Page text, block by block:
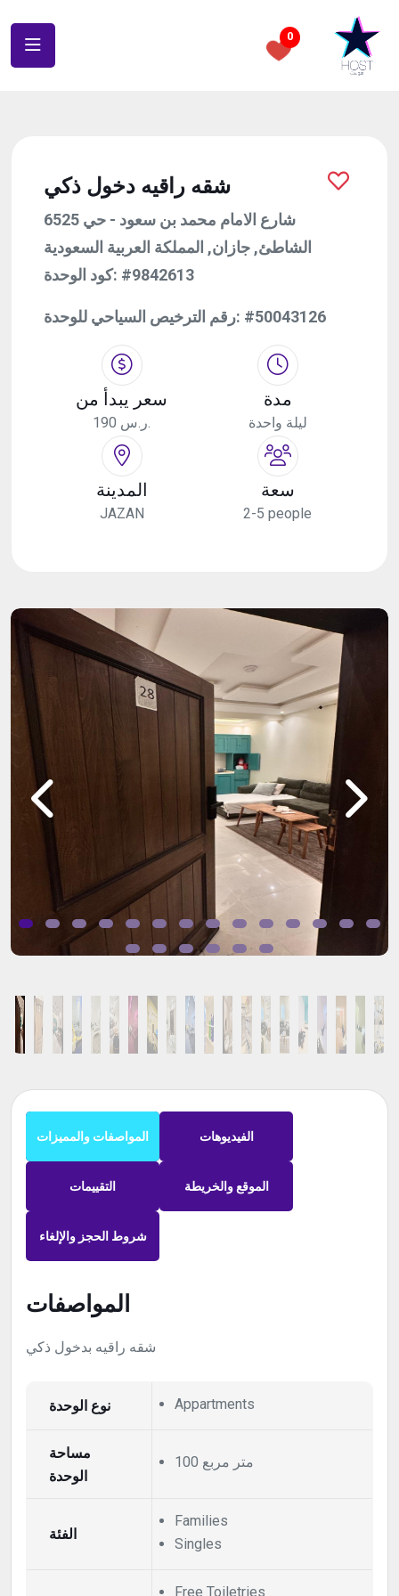
0
شقه راقيه دخول ذكي
6525 شارع الامام محمد بن سعود - حي
الشاطئ, جازان, المملكة العربية السعودية
كود الوحدة: #9842613
رقم الترخيص السياحي للوحدة: #50043126
سعر يبدأ من
190 ر.س.
مدة
ليلة واحدة
المدينة
JAZAN
سعة
2-5 people
المواصفات والمميزات الفيديوهات
التقييمات الموقع والخريطة
شروط الحجز والإلغاء
المواصفات
شقه راقيه بدخول ذكي
نوع الوحدة Appartments
مساحة
الوحدة
100 متر مربع
الفئة
Families
Singles
Free Toiletries